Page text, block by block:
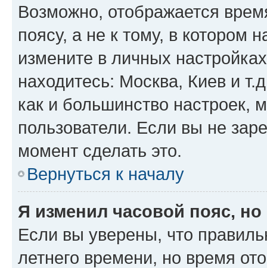
Возможно, отображается
поясу, а не к тому, в котором
измените в личных
находитесь: Москва, Киев и
как и большинство настроек,
пользователи. Если вы не
момент сделать это.
Вернуться к началу
Я изменил часовой пояс,
Если вы уверены, что
летнего времени, но время